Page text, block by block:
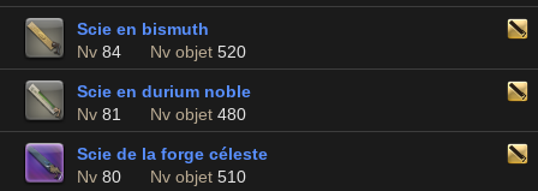
Scie en bismuth
Nv 84 Nv objet 520
Scie en durium noble
Nv 81 Nv objet 480
Scie de la forge céleste
Nv 80 Nv objet 510